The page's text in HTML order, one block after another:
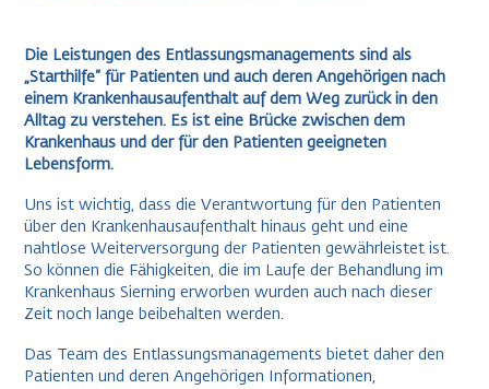
Die Leistungen des Entlassungsmanagements sind als
„Starthilfe“ für Patienten und auch deren Angehörigen nach
einem Krankenhausaufenthalt auf dem Weg zurück in den
Alltag zu verstehen. Es ist eine Brücke zwischen dem
Krankenhaus und der für den Patienten geeigneten
Lebensform.
Uns ist wichtig, dass die Verantwortung für den Patienten
über den Krankenhausaufenthalt hinaus geht und eine
nahtlose Weiterversorgung der Patienten gewährleistet ist.
So können die Fähigkeiten, die im Laufe der Behandlung im
Krankenhaus Sierning erworben wurden auch nach dieser
Zeit noch lange beibehalten werden.
Das Team des Entlassungsmanagements bietet daher den
Patienten und deren Angehörigen Informationen,